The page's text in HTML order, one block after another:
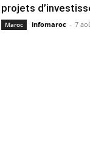
projets
Maroc infomaroc - 7